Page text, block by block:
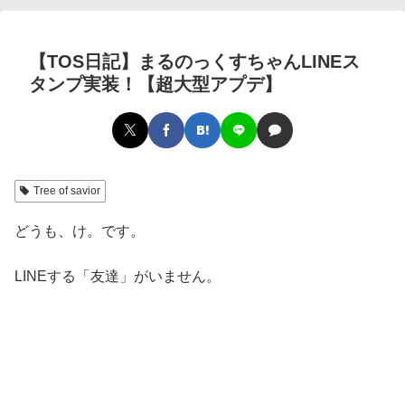
【TOS日記】まるのっくすちゃんLINEス
タンプ実装！【超大型アプデ】
Tree of savior
どうも、け。です。
LINEする「友達」がいません。